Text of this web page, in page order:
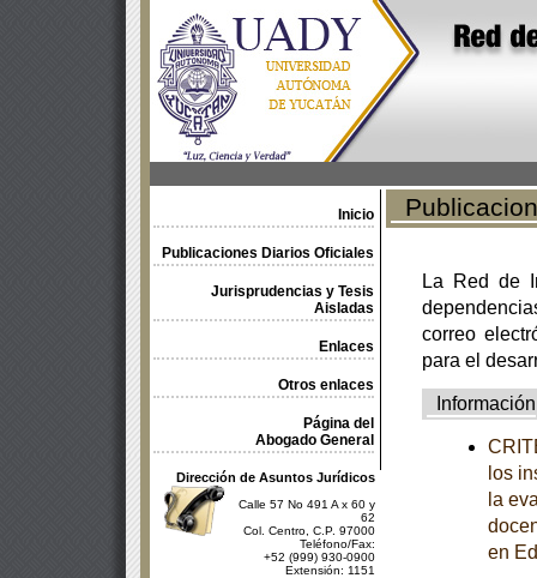
Inicio
Publicaciones Diarios Oficiales
Jurisprudencias y Tesis
Aisladas
Enlaces
Otros enlaces
Página del
Abogado General
Dirección de Asuntos Jurídicos
Calle 57 No 491 A x 60 y
62
Col. Centro, C.P. 97000
Teléfono/Fax:
+52 (999) 930-0900
Extensión: 1151
La Red de
correo
para el
Información
los
la
en